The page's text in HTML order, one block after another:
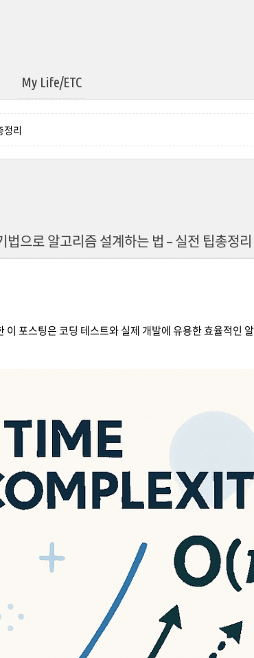
My Life/ETC
정리
법으로 알고리즘 설계하는 법 – 실전 팁총정리
포스팅은 코딩 테스트와 실제 개발에 유용한 효율적인